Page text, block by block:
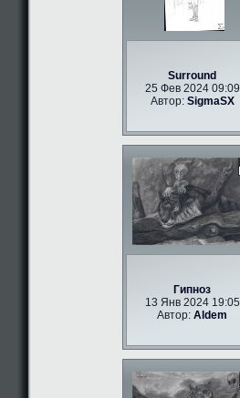
Surround
25 Фев 2024 09:09
Автор: SigmaSX
Гипноз
13 Янв 2024 19:05
Автор:Aldem